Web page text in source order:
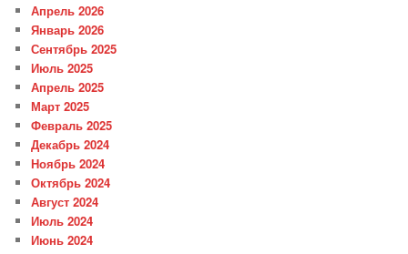
Апрель 2026
Январь 2026
Сентябрь 2025
Июль 2025
Апрель 2025
Март 2025
Февраль 2025
Декабрь 2024
Ноябрь 2024
Октябрь 2024
Август 2024
Июль 2024
Июнь 2024